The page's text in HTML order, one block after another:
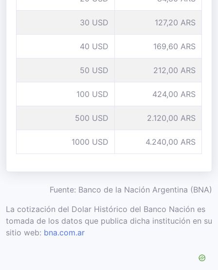
30 USD 127,20 ARS
40 USD 169,60 ARS
50 USD 212,00 ARS
100 USD 424,00 ARS
500 USD 2.120,00 ARS
1000 USD 4.240,00 ARS
Fuente: Banco de la Nación Argentina (BNA)
La cotización del Dolar Histórico del Banco Nación es
tomada de los datos que publica dicha institución en su
sitio web: bna.com.ar